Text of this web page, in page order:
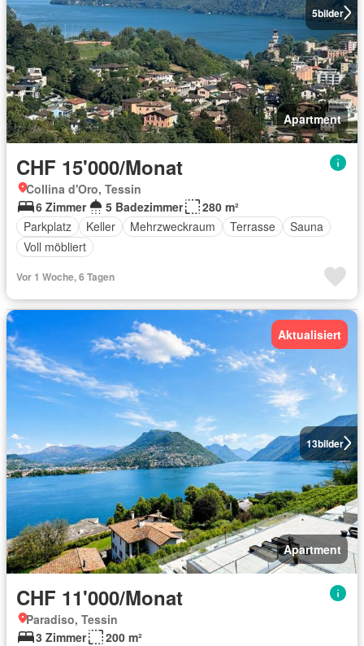
5bilder
Apartment
CHF 15'000/Monat
Collina d'Oro, Tessin
6 Zimmer
5 Badezimmer
280 m²
Parkplatz
Keller Mehrzweckraum Terrasse
Sauna
Voll möbliert
Vor 1 Woche, 6 Tagen
13bilder
Aktualisiert
Apartment
CHF 11'000/Monat
Paradiso, Tessin
3 Zimmer
200 m²